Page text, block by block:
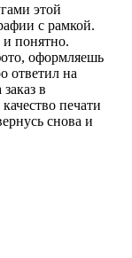
этой
с рамкой.
и понятно.
оформляешь
ответил на
в
печати
снова и